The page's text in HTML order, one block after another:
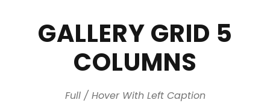
GALLERY GRID 5
COLUMNS
Full / Hover With Left Caption